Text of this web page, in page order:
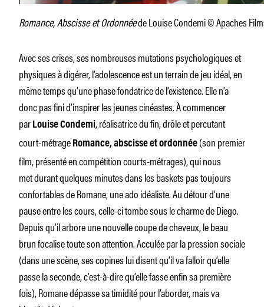
Romance, Abscisse et Ordonnéede Louise Condemi © Apaches
Avec ses crises, ses nombreuses mutations psychologiques et
physiques à digérer, l’adolescence est un terrain de jeu idéal, en
même temps qu’une phase fondatrice de l’existence. Elle n’a
donc pas fini d’inspirer les jeunes cinéastes. À commencer
par Louise Condemi, réalisatrice du fin, drôle et percutant
court-métrage Romance, abscisse et ordonnée(son premier
film, présenté en compétition courts-métrages), qui nous
metdurantquelques minutes dans les baskets pas toujours
confortables de Romane, une ado idéaliste. Au détour d’une
pause entre les cours, celle-ci tombe sous le charme de Diego.
Depuis qu’il arbore une nouvelle coupe de cheveux, le beau
brun focalise toute son attention. Acculée par la pression sociale
(dans une scène, ses copines lui disent qu’il va falloir qu’elle
passe la seconde, c’est-à-dire qu’elle fasse enfin sa première
fois), Romane dépasse sa timidité pour l’aborder, mais va